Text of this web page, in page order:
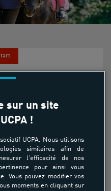
sur un site
!
UCPA. Nous utilisons
similaires afin de
l'efficacité de nos
pour ainsi vous
Vous pouvez modifier vos
moments en cliquant sur